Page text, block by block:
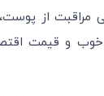
از
و قیمت